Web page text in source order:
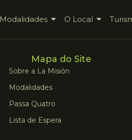
Modalidades O Local
Mapa do Site
Sobre a La Misión
Modalidades
Passa Quatro
Lista de Espera